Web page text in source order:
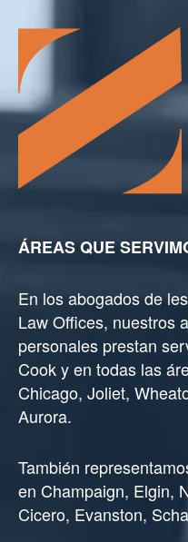
ÁREAS QUE
En los abogados de
Law Offices, nuestros
personales prestan
Cook y en todas las
Chicago, Joliet,
Aurora.
También
en Champaign, Elgin,
Cicero, Evanston,